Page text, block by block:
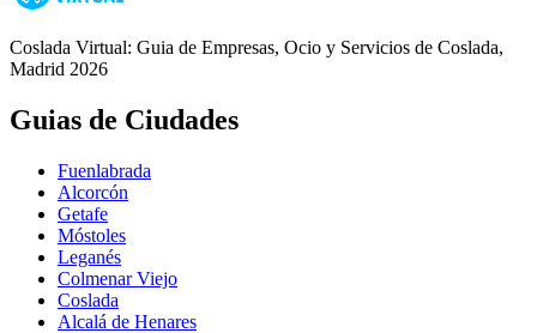
Coslada Virtual: Guia de Empresas, Ocio y Servicios de Coslada,
Madrid 2026
Guias de Ciudades
Fuenlabrada
Alcorcón
Getafe
Móstoles
Leganés
Colmenar Viejo
Coslada
Alcalá de Henares